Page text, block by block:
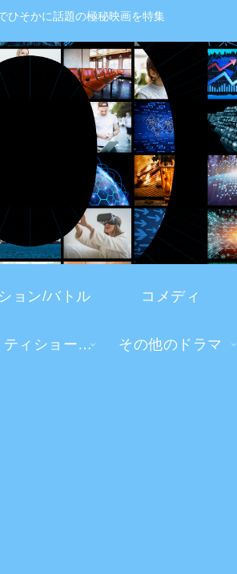
ひそかに話題の極秘映画を特集
ョン/バトル コメディ
リアリティショー・TV番組 その他のドラマ